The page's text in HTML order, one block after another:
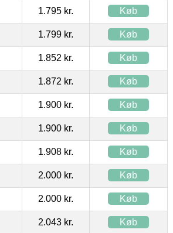
1.795 kr. Køb
1.799 kr. Køb
1.852 kr. Køb
1.872 kr. Køb
1.900 kr. Køb
1.900 kr. Køb
1.908 kr. Køb
2.000 kr. Køb
2.000 kr. Køb
2.043 kr. Køb